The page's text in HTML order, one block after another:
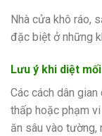
Nhà cửa khô ráo,
đặc biệt ở những
Lưu ý khi diệt
Các cách dân
thấp hoặc phạm
ăn sâu vào tường,